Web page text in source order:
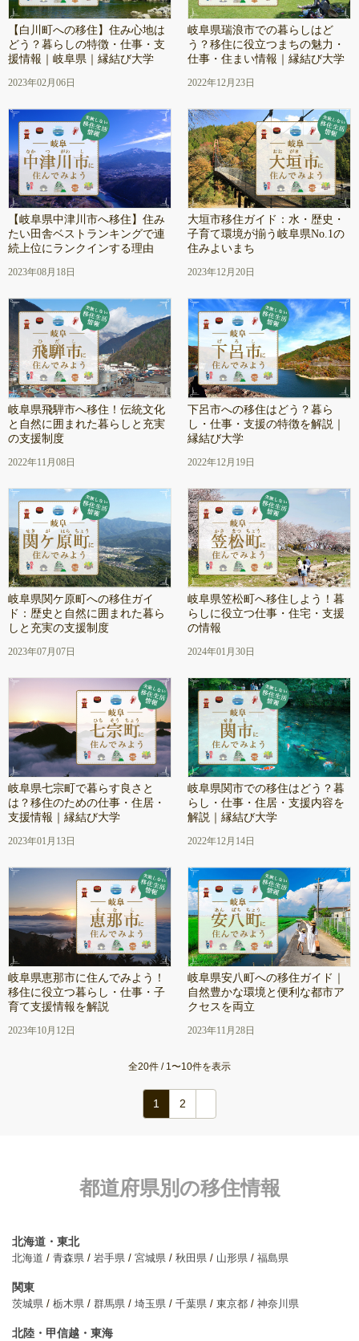
【白川町への移住】住み心地は
どう？暮らしの特徴・仕事・支
援情報｜岐阜県｜縁結び大学
2023年02月06日
岐阜県瑞浪市での暮らしはど
う？移住に役立つまちの魅力・
仕事・住まい情報｜縁結び大学
2022年12月23日
【岐阜県中津川市へ移住】住み
たい田舎ベストランキングで連
続上位にランクインする理由
2023年08月18日
大垣市移住ガイド：水・歴史・
子育て環境が揃う岐阜県No.1の
住みよいまち
2023年12月20日
岐阜県飛騨市へ移住！伝統文化
と自然に囲まれた暮らしと充実
の支援制度
2022年11月08日
下呂市への移住はどう？暮ら
し・仕事・支援の特徴を解説｜
縁結び大学
2022年12月19日
岐阜県関ケ原町への移住ガイ
ド：歴史と自然に囲まれた暮ら
しと充実の支援制度
2023年07月07日
岐阜県笠松町へ移住しよう！暮
らしに役立つ仕事・住宅・支援
の情報
2024年01月30日
岐阜県七宗町で暮らす良さと
は？移住のための仕事・住居・
支援情報｜縁結び大学
2023年01月13日
岐阜県関市での移住はどう？暮
らし・仕事・住居・支援内容を
解説｜縁結び大学
2022年12月14日
岐阜県恵那市に住んでみよう！
移住に役立つ暮らし・仕事・子
育て支援情報を解説
2023年10月12日
岐阜県安八町への移住ガイド｜
自然豊かな環境と便利な都市ア
クセスを両立
2023年11月28日
全20件 / 1〜10件を表示
1 2
都道府県別の移住情報
北海道・東北
北海道 青森県 岩手県 宮城県 秋田県 山形県 福島県
関東
茨城県 栃木県 群馬県 埼玉県 千葉県 東京都 神奈川県
北陸・甲信越・東海